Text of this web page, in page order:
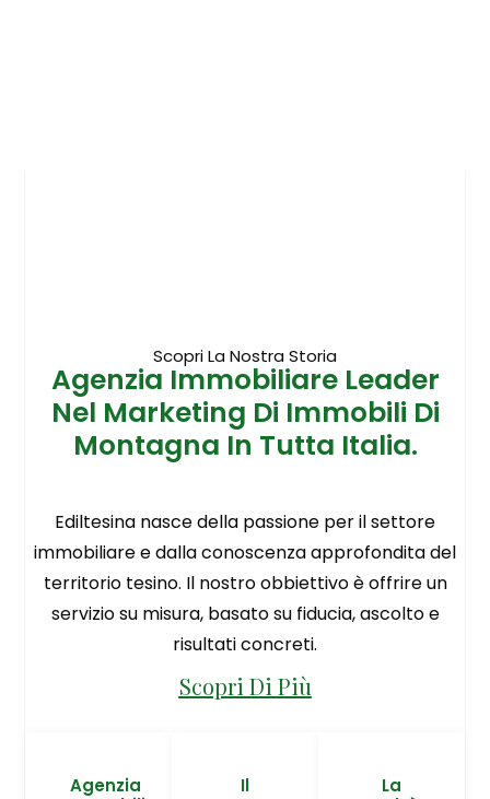
Scopri La Nostra Storia
Agenzia Immobiliare Leader
Nel Marketing Di Immobili Di
Montagna In Tutta Italia.
Ediltesina nasce della passione per il settore
immobiliare e dalla conoscenza approfondita del
territorio tesino. Il nostro obbiettivo è offrire un
servizio su misura, basato su fiducia, ascolto e
risultati concreti.
Scopri Di Più
Agenzia
Il
La